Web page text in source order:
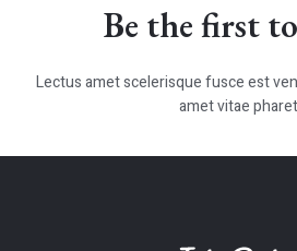
Be the first
Lectus amet scelerisque fusce est
amet vitae